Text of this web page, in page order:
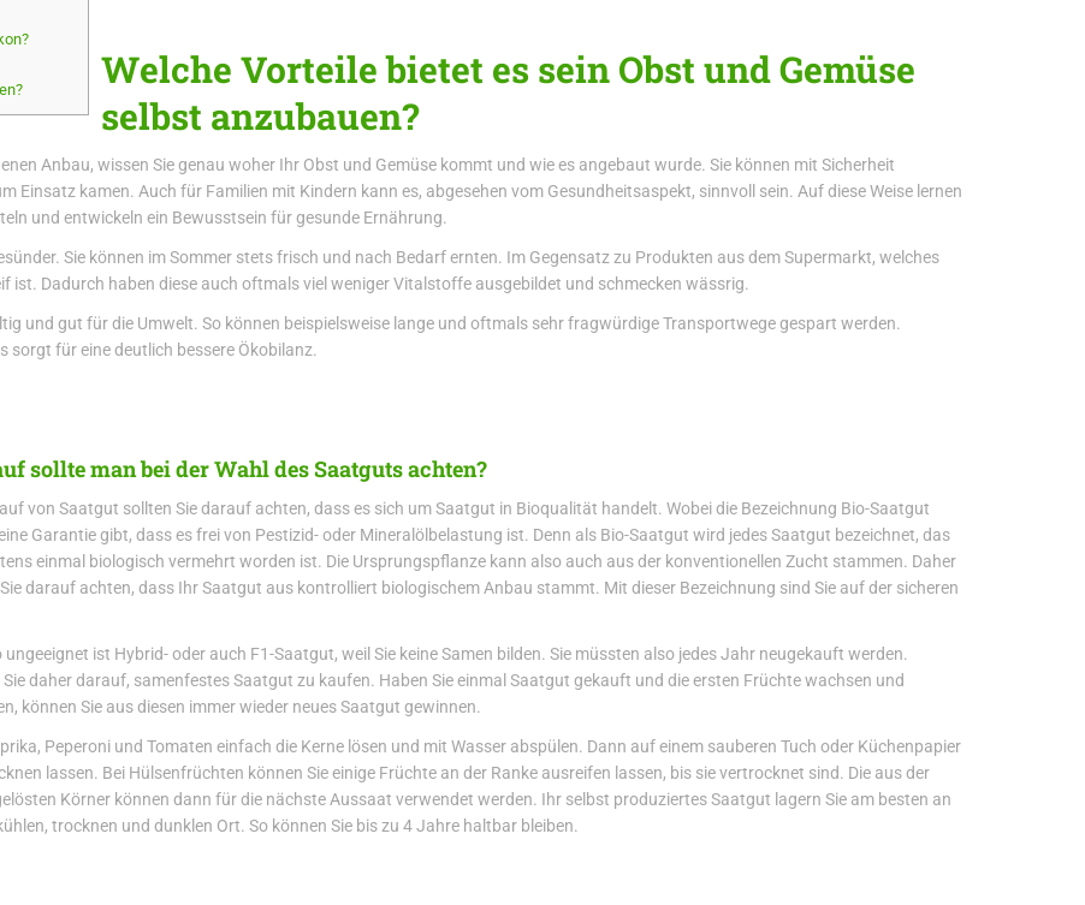
Welche Vorteile bietet es sein Obst und Gemüse
selbst anzubauen?
Anbau, wissen Sie genau woher Ihr Obst und Gemüse kommt und wie es angebaut wurde. Sie können mit Sicherheit
Einsatz kamen. Auch für Familien mit Kindern kann es, abgesehen vom Gesundheitsaspekt, sinnvoll sein. Auf diese Weise lernen
und entwickeln ein Bewusstsein für gesunde Ernährung.
Sie können im Sommer stets frisch und nach Bedarf ernten. Im Gegensatz zu Produkten aus dem Supermarkt, welches
ist. Dadurch haben diese auch oftmals viel weniger Vitalstoffe ausgebildet und schmecken wässrig.
und gut für die Umwelt. So können beispielsweise lange und oftmals sehr fragwürdige Transportwege gespart werden.
sorgt für eine deutlich bessere Ökobilanz.
sollte man bei der Wahl des Saatguts achten?
von Saatgut sollten Sie darauf achten, dass es sich um Saatgut in Bioqualität handelt. Wobei die Bezeichnung Bio-Saatgut
Garantie gibt, dass es frei von Pestizid- oder Mineralölbelastung ist. Denn als Bio-Saatgut wird jedes Saatgut bezeichnet, das
einmal biologisch vermehrt worden ist. Die Ursprungspflanze kann also auch aus der konventionellen Zucht stammen. Daher
darauf achten, dass Ihr Saatgut aus kontrolliert biologischem Anbau stammt. Mit dieser Bezeichnung sind Sie auf der sicheren
ungeeignet ist Hybrid- oder auch F1-Saatgut, weil Sie keine Samen bilden. Sie müssten also jedes Jahr neugekauft werden.
Sie daher darauf, samenfestes Saatgut zu kaufen. Haben Sie einmal Saatgut gekauft und die ersten Früchte wachsen und
können Sie aus diesen immer wieder neues Saatgut gewinnen.
Peperoni und Tomaten einfach die Kerne lösen und mit Wasser abspülen. Dann auf einem sauberen Tuch oder Küchenpapier
lassen. Bei Hülsenfrüchten können Sie einige Früchte an der Ranke ausreifen lassen, bis sie vertrocknet sind. Die aus der
Körner können dann für die nächste Aussaat verwendet werden. Ihr selbst produziertes Saatgut lagern Sie am besten an
trocknen und dunklen Ort. So können Sie bis zu 4 Jahre haltbar bleiben.